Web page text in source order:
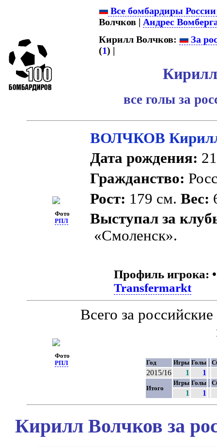
Все бомбардиры
Волчков | Андрес
Кирилл Волчков:
За
(1) |
все голы за
Фото
РПЛ
ВОЛЧКОВ
Дата рождения:
Гражданство:
Рост: 179 см. Вес:
Выступал за
«Смоленск».
Профиль игрока:
Transfermarkt
Фото
РПЛ
Всего за
Год Игры Голы
2015/16 1 1
Итого
Игры Голы
1 1
Кирилл Волчков за